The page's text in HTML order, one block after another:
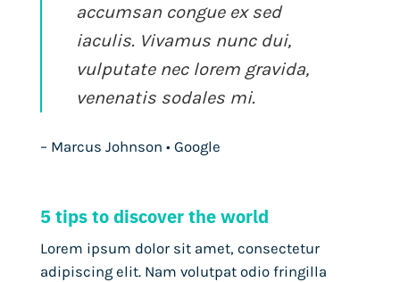
accumsan congue ex sed
iaculis. Vivamus nunc dui,
vulputate nec lorem gravida,
venenatis sodales mi.
– Marcus Johnson • Google
5 tips to discover the world
Lorem ipsum dolor sit amet, consectetur
adipiscing elit. Nam volutpat odio fringilla